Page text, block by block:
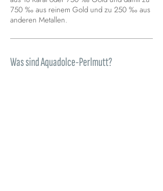
750 ‰ aus reinem Gold und zu 250 ‰ aus
anderen Metallen.
Was sind Aquadolce-Perlmutt?